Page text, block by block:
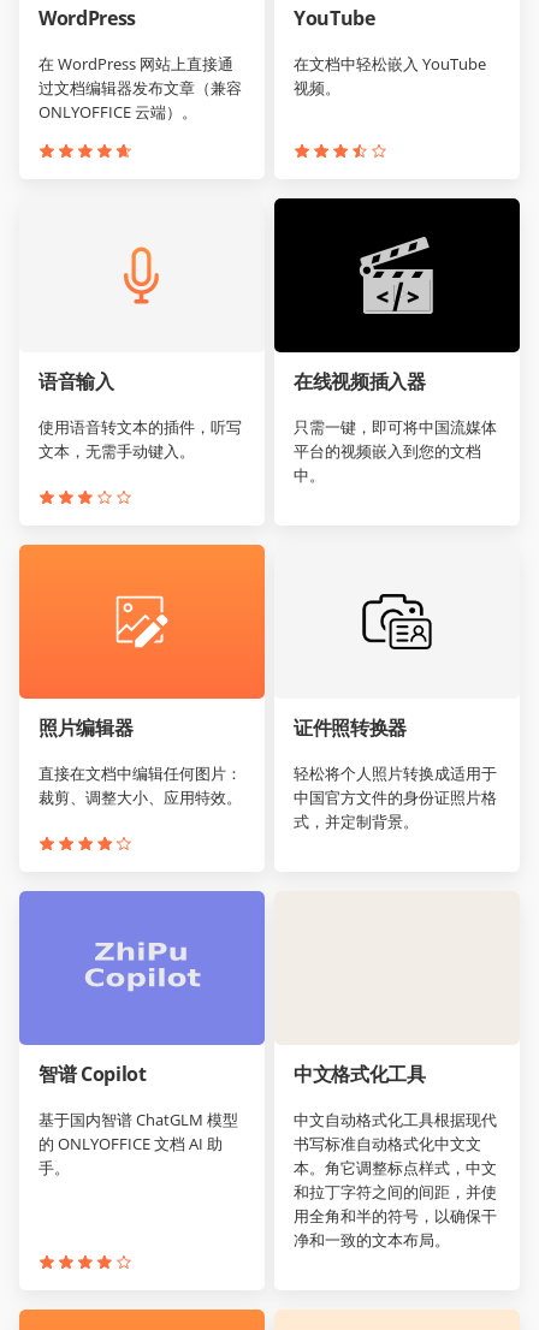
WordPress
在 WordPress 网站上直接通
过文档编辑器发布文章（兼容
ONLYOFFICE 云端）。
YouTube
在文档中轻松嵌入 YouTube
视频。
语音输入
使用语音转文本的插件，听写
文本，无需手动键入。
在线视频插入器
只需一键，即可将中国流媒体
平台的视频嵌入到您的文档
中。
照片编辑器
直接在文档中编辑任何图片：
裁剪、调整大小、应用特效。
证件照转换器
轻松将个人照片转换成适用于
中国官方文件的身份证照片格
式，并定制背景。
智谱 Copilot
基于国内智谱 ChatGLM 模型
的 ONLYOFFICE 文档 AI 助
手。
中文格式化工具
中文自动格式化工具根据现代
书写标准自动格式化中文文
本。角它调整标点样式，中文
和拉丁字符之间的间距，并使
用全角和半的符号，以确保干
净和一致的文本布局。